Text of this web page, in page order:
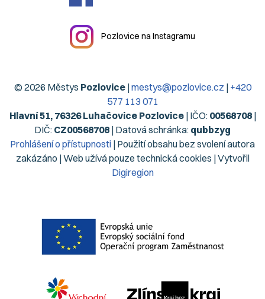
Pozlovice na Instagramu
© 2026 Městys Pozlovice|mestys@pozlovice.cz | +420
577 113 071
Hlavní 51, 76326 Luhačovice Pozlovice| IČO: 00568708|
DIČ: CZ00568708 | Datová schránka: qubbzyg
Prohlášení o přístupnosti | Použití obsahu bez svolení autora
zakázáno | Web užívá pouze technická cookies | Vytvořil
Digiregion